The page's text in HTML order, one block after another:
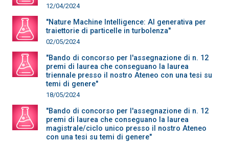
12/04/2024
"Nature Machine Intelligence: AI generativa per
traiettorie di particelle in turbolenza"
02/05/2024
"Bando di concorso per l'assegnazione di n. 12
premi di laurea che conseguano la laurea
triennale presso il nostro Ateneo con una tesi su
temi di genere"
18/05/2024
"Bando di concorso per l'assegnazione di n. 12
premi di laurea che conseguano la laurea
magistrale/ciclo unico presso il nostro Ateneo
con una tesi su temi di genere"